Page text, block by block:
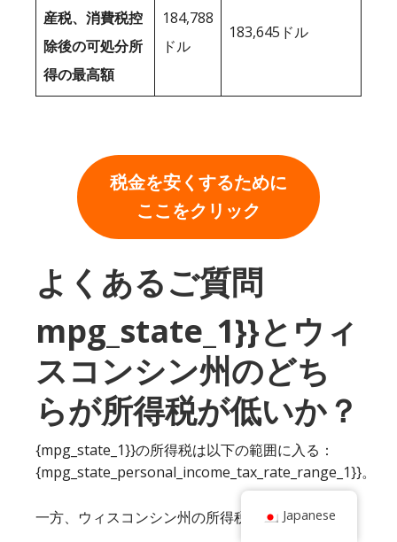
産税、消費税控
除後の可処分所
得の最高額
184,788
ドル
183,645ドル
税金を安くするために
ここをクリック
よくあるご質問
mpg_state_1}}とウィ
スコンシン州のどち
らが所得税が低いか？
{mpg_state_1}}の所得税は以下の範囲に入る：
{mpg_state_personal_income_tax_rate_range_1}}。
一方、ウィスコンシン州の所得税は以下の通り。
Japanese